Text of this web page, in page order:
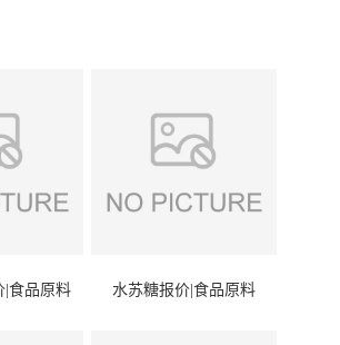
|食品原料 水苏糖报价|食品原料